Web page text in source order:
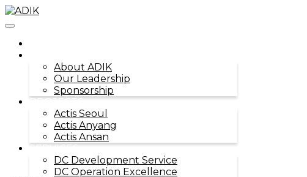
Toggle
About ADIK
Our Leadership
Sponsorship
PROJECTS
Actis Seoul
Actis Anyang
Actis Ansan
SERVICES
DC Development Service
DC Operation Excellence